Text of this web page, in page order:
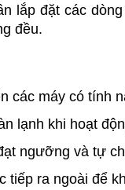
lắp đặt các
đều.
các máy có tính
lạnh khi hoạt
ngưỡng và tự
ra ngoài để